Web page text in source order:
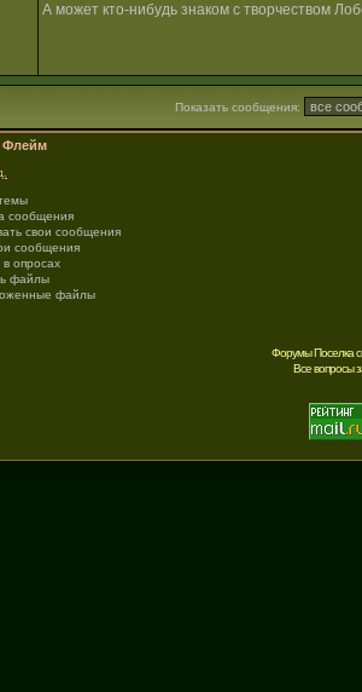
А может кто-нибудь знаком с творчеством
Показать сообщения:
Флейм
сообщения
свои сообщения
сообщения
в опросах
файлы
файлы
Форумы Поселка
Все вопросы